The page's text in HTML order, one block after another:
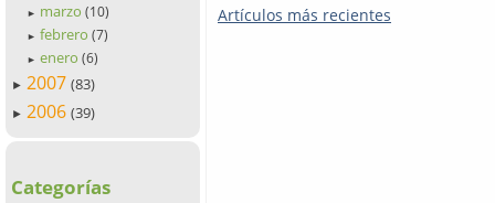
► marzo (10)
► febrero (7)
► enero (6)
► 2007 (83)
► 2006 (39)
Categorías
Artículos más recientes